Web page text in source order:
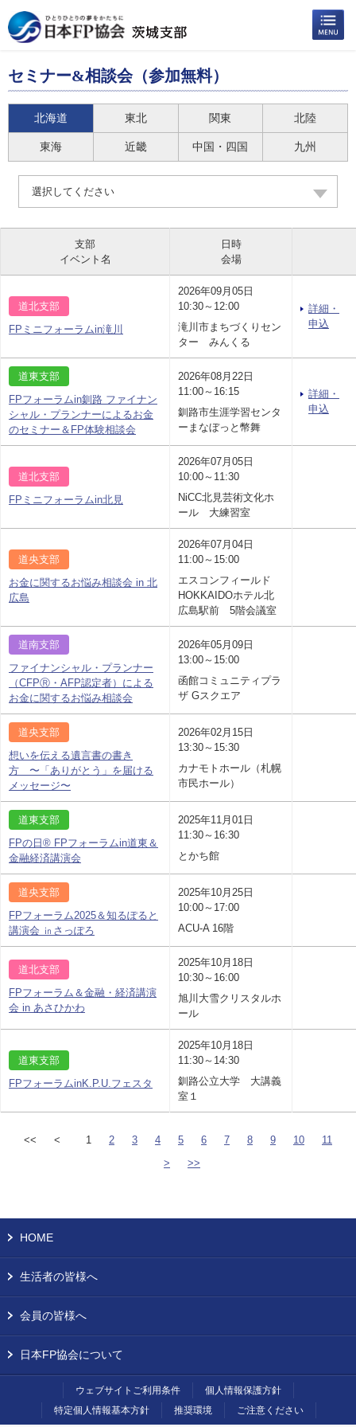
セミナー&相談会（参加無料）
北海道 東北 関東 北陸
東海 近畿 中国・四国 九州
選択してください
支部
イベント名
日時
会場
道北支部
FPミニフォーラムin滝川
2026年09月05日
10:30～12:00
滝川市まちづくりセン
ター みんくる
詳細・
申込
道東支部
FPフォーラムin釧路 ファイナン
シャル・プランナーによるお金
のセミナー＆FP体験相談会
2026年08月22日
11:00～16:15
釧路市生涯学習センタ
ーまなぼっと幣舞
詳細・
申込
道北支部
FPミニフォーラムin北見
2026年07月05日
10:00～11:30
NiCC北見芸術文化ホ
ール 大練習室
道央支部
お金に関するお悩み相談会 in 北
広島
2026年07月04日
11:00～15:00
エスコンフィールド
HOKKAIDOホテル北
広島駅前 5階会議室
道南支部
ファイナンシャル・プランナー
（CFPⓇ・AFP認定者）による
お金に関するお悩み相談会
2026年05月09日
13:00～15:00
函館コミュニティプラ
ザ Gスクエア
道央支部
想いを伝える遺言書の書き
方 〜「ありがとう」を届ける
メッセージ〜
2026年02月15日
13:30～15:30
カナモトホール（札幌
市民ホール）
道東支部
FPの日® FPフォーラムin道東＆
金融経済講演会
2025年11月01日
11:30～16:30
とかち館
道央支部
FPフォーラム2025＆知るぽると
講演会 ㏌さっぽろ
2025年10月25日
10:00～17:00
ACU-A 16階
道北支部
FPフォーラム＆金融・経済講演
会 in あさひかわ
2025年10月18日
10:30～16:00
旭川大雪クリスタルホ
ール
道東支部
FPフォーラムinK.P.U.フェスタ
2025年10月18日
11:30～14:30
釧路公立大学 大講義
室１
<< < 1 2 3 4 5 6 7 8 9 10
11
>
>>
HOME
生活者の皆様へ
会員の皆様へ
日本FP協会について
ウェブサイトご利用条件
個人情報保護方針
特定個人情報基本方針
推奨環境 ご注意ください